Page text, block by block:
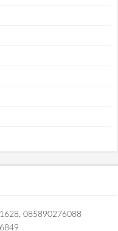
085890276088